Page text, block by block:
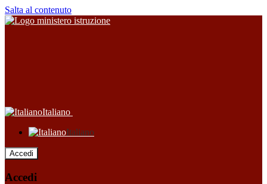
Salta al contenuto
Italiano
Italiano
Accedi
Accedi